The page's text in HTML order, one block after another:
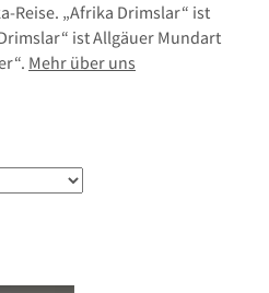
Reise. „Afrika Drimslar“ ist
ist Allgäuer Mundart
Mehr über uns